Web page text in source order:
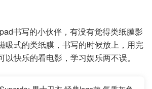
书写的小伙伴，有没有觉得类纸膜影
吸式的类纸膜，书写的时候放上，用完
快乐的看电影，学习娱乐两不误。